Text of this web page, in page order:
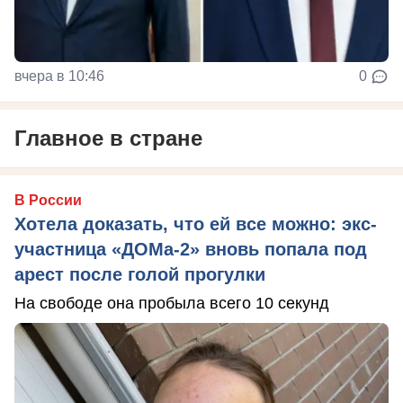
вчера в 10:46 0
Главное в стране
В России
Хотела доказать, что ей все можно: экс-
участница «ДОМа-2» вновь попала под
арест после голой прогулки
На свободе она пробыла всего 10 секунд